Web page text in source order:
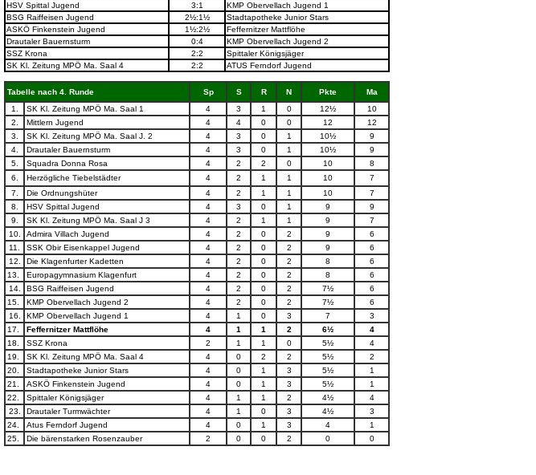
HSV Spittal Jugend
3:1
KMP Obervellach Jugend 1
BSG Raiffeisen Jugend
2½:1½
Stadtapotheke Junior Stars
ASKÖ Finkenstein Jugend
1½:2½
Feffernitzer Mattflöhe
Drautaler Bauernsturm
0:4
KMP Obervellach Jugend 2
SSZ Krona
2:2
Spittaler Königsjäger
SK Kl. Zeitung MPÖ Ma. Saal 4
2:2 ATUS Ferndorf Jugend
Tabelle nach 4. Runde Sp S R N Pkte
Ma
1.
SK Kl. Zeitung MPÖ Ma. Saal 1 4 3 1 0 12½
10
2.
Mittlern Jugend 4 4 0 0 12
12
3.
SK Kl. Zeitung MPÖ Ma. Saal J. 2 4 3 0 1 10½
9
4.
Drautaler Bauernsturm 4 3 0 1 10½
9
5.
Squadra Donna Rosa 4 2 2 0 10
8
6.
Herzögliche Tiebelstädter 4 2 1 1 10
7
7.
Die Ordnungshüter 4 2 1 1 10
7
8.
HSV Spittal Jugend 4 3 0 1 9
9
9.
SK Kl. Zeitung MPÖ Ma. Saal J 3 4 2 1 1 9
7
10.
Admira Villach Jugend 4 2 0 2 9
6
11.
SSK Obir Eisenkappel Jugend 4 2 0 2 9
6
12.
Die Klagenfurter Kadetten 4 2 0 2 8
6
13.
Europagymnasium Klagenfurt 4 2 0 2 8
6
14.
BSG Raiffeisen Jugend 4 2 0 2 7½
6
15.
KMP Obervellach Jugend 2 4 2 0 2 7½
6
16.
KMP Obervellach Jugend 1 4 1 0 3 7
3
17.
Feffernitzer Mattflöhe 4 1 1 2 6½
4
18.
SSZ Krona 2 1 1 0 5½
4
19.
SK Kl. Zeitung MPÖ Ma. Saal 4 4 0 2 2 5½
2
20.
Stadtapotheke Junior Stars 4 0 1 3 5½
1
21.
ASKÖ Finkenstein Jugend 4 0 1 3 5½
1
22.
Spittaler Königsjäger 4 1 1 2 4½
4
23.
Drautaler Turmwächter 4 1 0 3 4½
3
24.
Atus Ferndorf Jugend 4 0 1 3 4
1
25.
Die bärenstarken Rosenzauber 2 0 0 2 0 0